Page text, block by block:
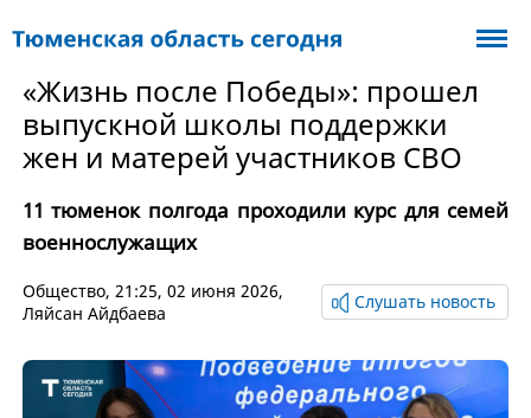
«Жизнь после Победы»: прошел
выпускной школы поддержки
жен и матерей участников СВО
11 тюменок полгода проходили курс для семей
военнослужащих
Общество, 21:25, 02 июня 2026,
Ляйсан Айдбаева
Слушать новость